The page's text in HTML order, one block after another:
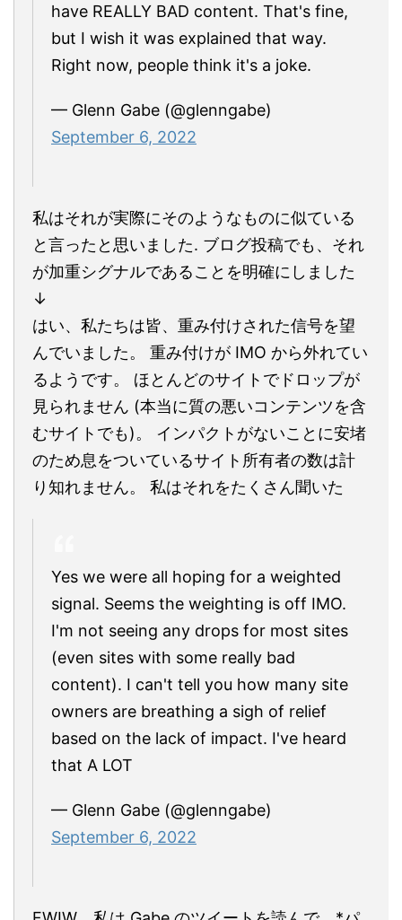
have REALLY BAD content. That's fine,
but I wish it was explained that way.
Right now, people think it's a joke.
— Glenn Gabe (@glenngabe)
September 6, 2022
私はそれが実際にそのようなものに似ている
と言ったと思いました. ブログ投稿でも、それ
が加重シグナルであることを明確にしました
↓
はい、私たちは皆、重み付けされた信号を望
んでいました。 重み付けが IMO から外れてい
るようです。 ほとんどのサイトでドロップが
見られません (本当に質の悪いコンテンツを含
むサイトでも)。 インパクトがないことに安堵
のため息をついているサイト所有者の数は計
り知れません。 私はそれをたくさん聞いた
Yes we were all hoping for a weighted
signal. Seems the weighting is off IMO.
I'm not seeing any drops for most sites
(even sites with some really bad
content). I can't tell you how many site
owners are breathing a sigh of relief
based on the lack of impact. I've heard
that A LOT
— Glenn Gabe (@glenngabe)
September 6, 2022